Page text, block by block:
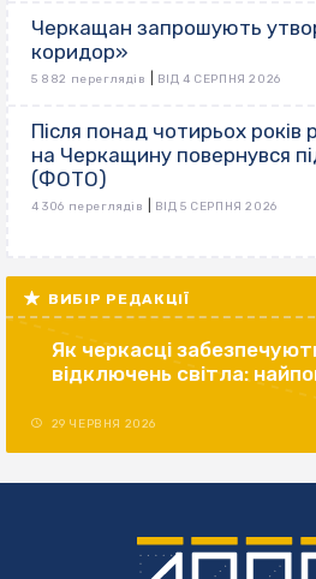
Черкащан запрошують
коридор»
5 882 переглядів ВІД 4 СЕРПНЯ 2026
Після понад чотирьох років
на Черкащину повернувся
(ФОТО)
4 306 переглядів ВІД 5 СЕРПНЯ 2026
ВИБІР РЕДАКЦІЇ
Як черкасці
відключень світла:
29 ЧЕРВНЯ 2026